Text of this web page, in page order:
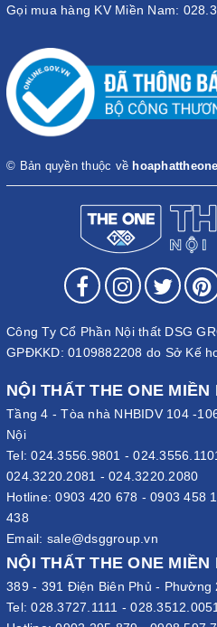
Gọi mua hàng KV Miền Nam:
© Bản quyền thuộc về
Công Ty Cổ Phần Nội thất DSG
GPĐKKD: 0109882208 do Sở Kế
NỘI THẤT THE ONE MIỀN
Tầng 4 - Tòa nhà NHBIDV 104 -
Nội
Tel:024.3556.9801 -
024.3220.2081 - 024.3220.2080
Hotline:0903 420 678 - 0903 458
438
Email: sale@dsggroup.vn
NỘI THẤT THE ONE MIỀN
389 - 391 Điện Biên Phủ - Phường
Tel:028.3727.1111 -028.3512.0051